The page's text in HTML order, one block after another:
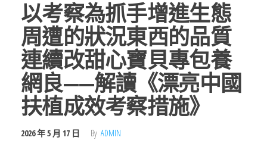
以考察為抓手增進生態
周遭的狀況東西的品質
連續改甜心寶貝專包養
網良——解讀《漂亮中國
扶植成效考察措施》
2026 年 5 月 17 日 By ADMIN